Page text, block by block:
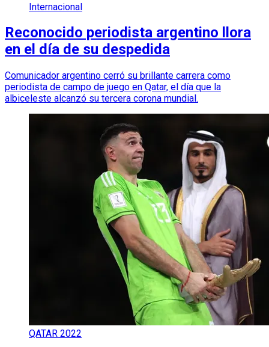
Internacional
Reconocido periodista argentino llora
en el día de su despedida
Comunicador argentino cerró su brillante carrera como
periodista de campo de juego en Qatar, el día que la
albiceleste alcanzó su tercera corona mundial.
QATAR 2022